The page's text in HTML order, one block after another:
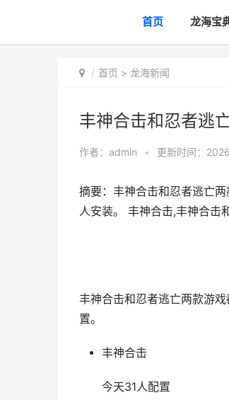
首页 龙海宝
首页 > 龙海新闻
丰神合击和忍者逃
作者： admin • 更新时间：
摘要：丰神合击和忍者逃亡
人安装。 丰神合击,丰神合击
丰神合击和忍者逃亡两款游
置。
丰神合击
今天31人配置